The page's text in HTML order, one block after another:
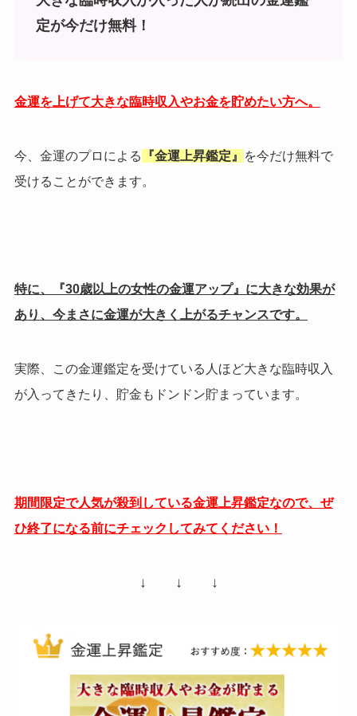
定が今だけ無料！
金運を上げて大きな臨時収入やお金を貯めたい方へ。
今、金運のプロによる 『金運上昇鑑定』
を今だけ無料で
受けることができます。
特に、『30歳以上の女性の金運アップ』に大きな効果が
あり、今まさに金運が大きく上がるチャンスです。
実際、この金運鑑定を受けている人ほど大きな臨時収入
が入ってきたり、貯金もドンドン貯まっています。
期間限定で人気が殺到している金運上昇鑑定なので、ぜ
ひ終了になる前にチェックしてみてください！
↓ ↓ ↓